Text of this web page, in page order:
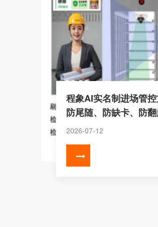
程象AI实名制进场管控
防尾随、防缺卡、防
2026-07-12